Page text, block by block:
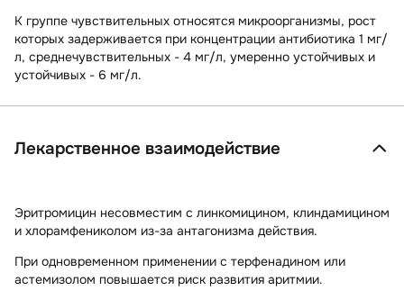
К группе чувствительных относятся микроорганизмы, рост
которых задерживается при концентрации антибиотика 1 мг/
л, среднечувствительных - 4 мг/л, умеренно устойчивых и
устойчивых - 6 мг/л.
Лекарственное взаимодействие
Эритромицин несовместим с линкомицином, клиндамицином
и хлорамфениколом из-за антагонизма действия.
При одновременном применении с терфенадином или
астемизолом повышается риск развития аритмии.